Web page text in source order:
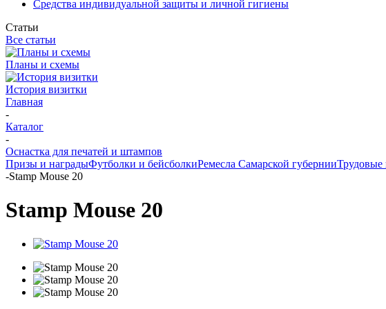
Средства индивидуальной защиты и личной гигиены
Статьи
Все статьи
Планы и схемы
История визитки
Главная
-
Каталог
-
Оснастка для печатей и штампов
Призы и наградыФутболки и бейсболкиРемесла Самарской губернииТрудовые
-Stamp Mouse 20
Stamp Mouse 20